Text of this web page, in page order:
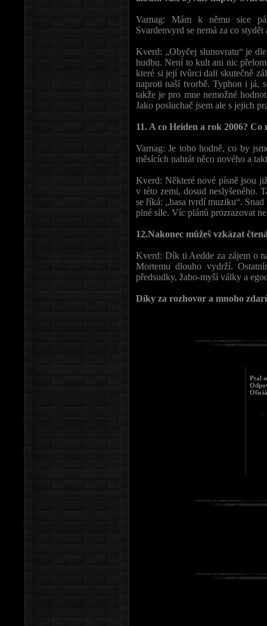
Varnag: Mám k němu sice
Svardenvyrd se nemá za co
Kverd: „Obyčej slunovratu“ je
hudbu. Není to kult ani nic
které si její tvůrci dali skutečně
naproti naší tvorbě. Typhon i já,
takže je pro mne nemožné
Jako posluchač jsem ale s jejich
11. A co Heiden a rok 2006?
Varnag: Je toho hodně, co by
měsících nahrát něco nového a
Kverd: Některé nové písně jsou
v této zemi, dosud neslyšeného.
se říká: „basa tvrdí muziku“.
plné síle. Víc plánů prozrazovat
12.Nakonec můžeš vzkázat
Kverd: Dík ti Aedde za zájem o
Mortemu dlouho vydrží.
předsudky, žabo-myší války a
Díky za rozhovor a mnoho
Ptal